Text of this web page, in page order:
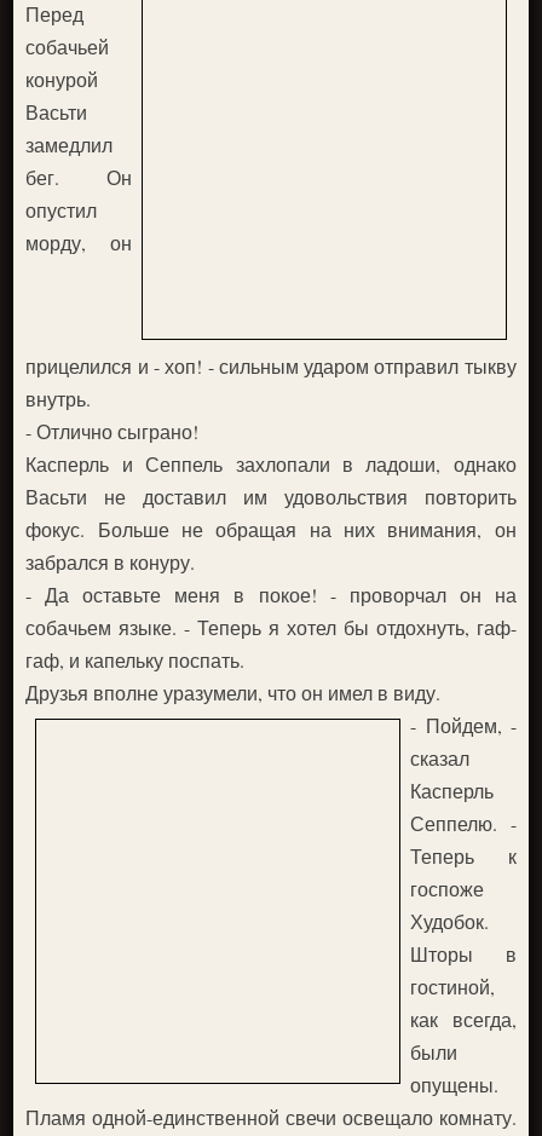
Перед
собачьей
конурой
Васьти
замедлил
бег. Он
опустил
морду, он
прицелился и - хоп! - сильным ударом отправил тыкву
внутрь.
- Отлично сыграно!
Касперль и Сеппель захлопали в ладоши, однако
Васьти не доставил им удовольствия повторить
фокус. Больше не обращая на них внимания, он
забрался в конуру.
- Да оставьте меня в покое! - проворчал он на
собачьем языке. - Теперь я хотел бы отдохнуть, гаф-
гаф, и капельку поспать.
Друзья вполне уразумели, что он имел в виду.
- Пойдем, -
сказал
Касперль
Сеппелю. -
Теперь к
госпоже
Худобок.
Шторы в
гостиной,
как всегда,
были
опущены.
Пламя одной-единственной свечи освещало комнату.